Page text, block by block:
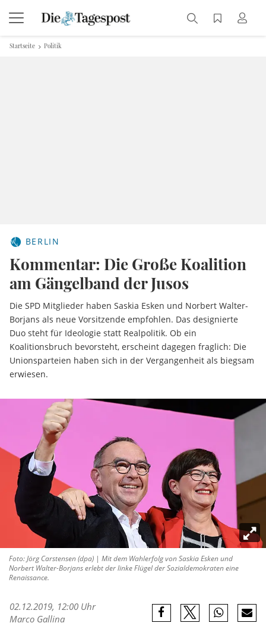
Startseite Politik
BERLIN
Kommentar: Die Große Koalition
am Gängelband der Jusos
Die SPD Mitglieder haben Saskia Esken und Norbert Walter-
Borjans als neue Vorsitzende empfohlen. Das designierte
Duo steht für Ideologie statt Realpolitik. Ob ein
Koalitionsbruch bevorsteht, erscheint dagegen fraglich: Die
Unionsparteien haben sich in der Vergangenheit als biegsam
erwiesen.
Foto: Jörg Carstensen (dpa) | Mit dem Wahlerfolg von Saskia Esken und
Norbert Walter-Borjans erlebt der linke Flügel der Sozialdemokraten eine
Renaissance.
02.12.2019, 12:00 Uhr
Marco Gallina